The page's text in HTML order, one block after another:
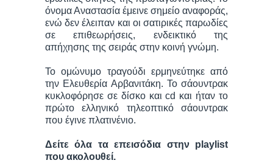
όνομα Αναστασία έμεινε σημείο αναφοράς,
ενώ δεν έλειπαν και οι σατιρικές παρωδίες
σε επιθεωρήσεις, ενδεικτικό της
απήχησης της σειράς στην κοινή γνώμη.
Το ομώνυμο τραγούδι ερμηνεύτηκε από
την Ελευθερία Αρβανιτάκη. Το σάουντρακ
κυκλοφόρησε σε δίσκο και cd και ήταν το
πρώτο ελληνικό τηλεοπτικό σάουντρακ
που έγινε πλατινένιο.
Δείτε όλα τα επεισόδια στην playlist
που ακολουθεί.